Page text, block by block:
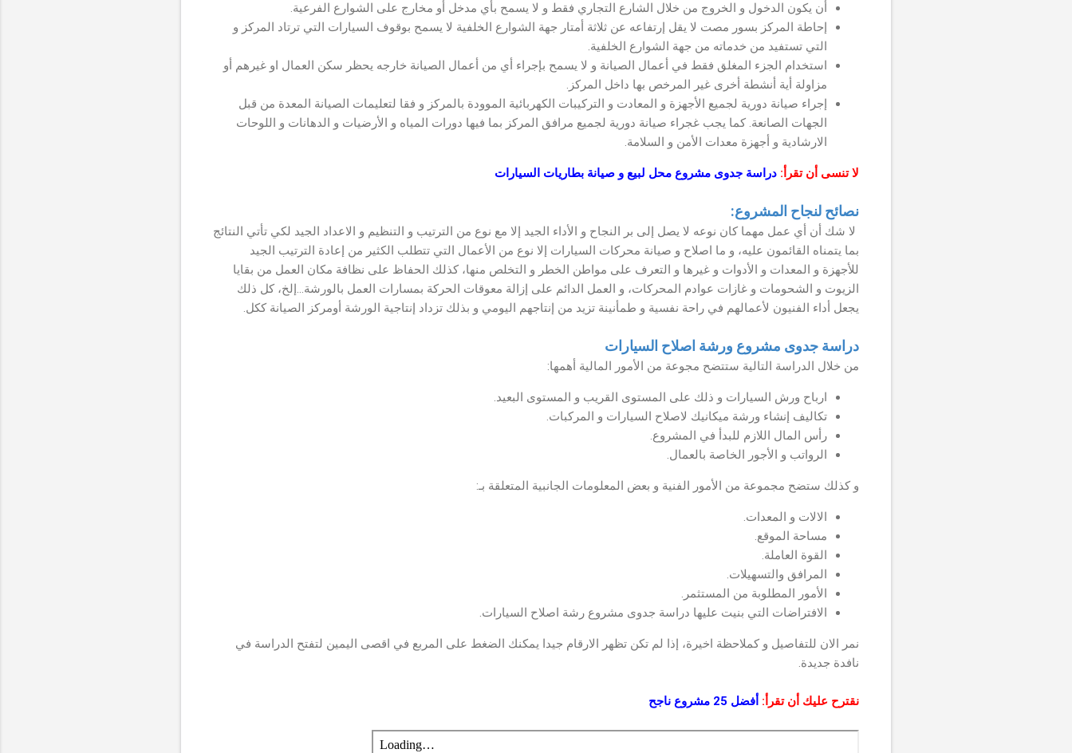
أن يكون الدخول و الخروج من خلال الشارع التجاري فقط و لا يسمح بأي مدخل أو مخارج على الشوارع الفرعية.
إحاطة المركز بسور مصت لا يقل إرتفاعه عن ثلاثة أمتار جهة الشوارع الخلفية لا يسمح بوقوف السيارات التي ترتاد المركز و
التي تستفيد من خدماته من جهة الشوارع الخلفية.
استخدام الجزء المغلق فقط في أعمال الصيانة و لا يسمح بإجراء أي من أعمال الصيانة خارجه يحظر سكن العمال او غيرهم أو
مزاولة أية أنشطة أخرى غير المرخص بها داخل المركز.
إجراء صيانة دورية لجميع الأجهزة و المعادت و التركيبات الكهربائية الموودة بالمركز و فقا لتعليمات الصيانة المعدة من قبل
الجهات الصانعة. كما يجب غجراء صيانة دورية لجميع مرافق المركز بما فيها دورات المياه و الأرضيات و الدهانات و اللوحات
الارشادية و أجهزة معدات الأمن و السلامة.
لا تنسى أن تقرأ: دراسة جدوى مشروع محل لبيع و صيانة بطاريات السيارات
نصائح لنجاح المشروع:
لا شك أن أي عمل مهما كان نوعه لا يصل إلى بر النجاح و الأداء الجيد إلا مع نوع من الترتيب و التنظيم و الاعداد الجيد لكي تأتي النتائج
بما يتمناه القائمون عليه، و ما اصلاح و صيانة محركات السيارات إلا نوع من الأعمال التي تتطلب الكثير من إعادة الترتيب الجيد
للأجهزة و المعدات و الأدوات و غيرها و التعرف على مواطن الخطر و التخلص منها، كذلك الحفاظ على نظافة مكان العمل من بقايا
الزيوت و الشحومات و غازات عوادم المحركات، و العمل الدائم على إزالة معوقات الحركة بمسارات العمل بالورشة...إلخ، كل ذلك
يجعل أداء الفنيون لأعمالهم في راحة نفسية و طمأنينة تزيد من إنتاجهم اليومي و بذلك تزداد إنتاجية الورشة أومركز الصيانة ككل.
دراسة جدوى مشروع ورشة اصلاح السيارات
من خلال الدراسة التالية ستتضح مجوعة من الأمور المالية أهمها:
ارباح ورش السيارات و ذلك على المستوى القريب و المستوى البعيد.
تكاليف إنشاء ورشة ميكانيك لاصلاح السيارات و المركبات.
رأس المال اللازم للبدأ في المشروع.
الرواتب و الأجور الخاصة بالعمال.
و كذلك ستضح مجموعة من الأمور الفنية و بعض المعلومات الجانبية المتعلقة بـ:
الالات و المعدات.
مساحة الموقع.
القوة العاملة.
المرافق والتسهيلات.
الأمور المطلوبة من المستثمر.
الافتراضات التي بنيت عليها دراسة جدوى مشروع رشة اصلاح السيارات.
نمر الان للتفاصيل و كملاحظة اخيرة، إذا لم تكن تظهر الارقام جيدا يمكنك الضغط على المربع في اقصى اليمين لتفتح الدراسة في
نافدة جديدة.
نقترح عليك أن تقرأ: أفضل 25 مشروع ناجح